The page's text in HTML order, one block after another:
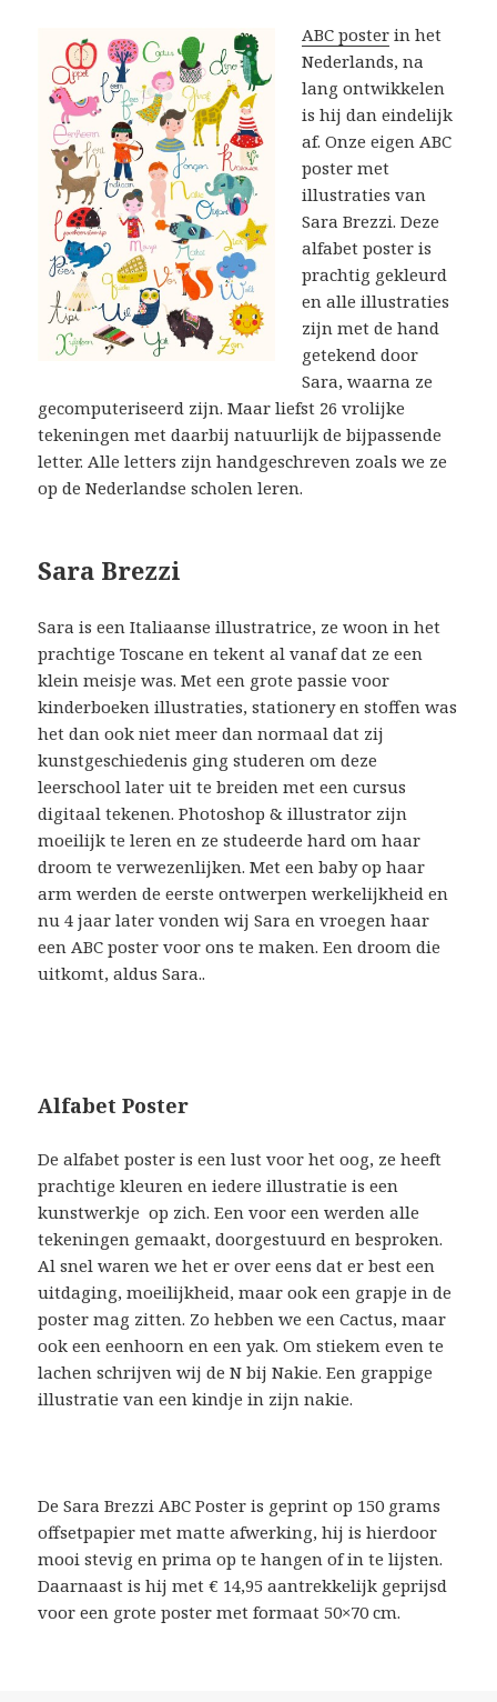
ABC poster in het
Nederlands, na
lang ontwikkelen
is hij dan eindelijk
af. Onze eigen ABC
poster met
illustraties van
Sara Brezzi. Deze
alfabet poster is
prachtig gekleurd
en alle illustraties
zijn met de hand
getekend door
Sara, waarna ze
gecomputeriseerd zijn. Maar liefst 26 vrolijke
tekeningen met daarbij natuurlijk de bijpassende
letter. Alle letters zijn handgeschreven zoals we ze
op de Nederlandse scholen leren.
Sara Brezzi
Sara is een Italiaanse illustratrice, ze woon in het
prachtige Toscane en tekent al vanaf dat ze een
klein meisje was. Met een grote passie voor
kinderboeken illustraties, stationery en stoffen was
het dan ook niet meer dan normaal dat zij
kunstgeschiedenis ging studeren om deze
leerschool later uit te breiden met een cursus
digitaal tekenen. Photoshop & illustrator zijn
moeilijk te leren en ze studeerde hard om haar
droom te verwezenlijken. Met een baby op haar
arm werden de eerste ontwerpen werkelijkheid en
nu 4 jaar later vonden wij Sara en vroegen haar
een ABC poster voor ons te maken. Een droom die
uitkomt, aldus Sara..
Alfabet Poster
De alfabet poster is een lust voor het oog, ze heeft
prachtige kleuren en iedere illustratie is een
kunstwerkje op zich. Een voor een werden alle
tekeningen gemaakt, doorgestuurd en besproken.
Al snel waren we het er over eens dat er best een
uitdaging, moeilijkheid, maar ook een grapje in de
poster mag zitten. Zo hebben we een Cactus, maar
ook een eenhoorn en een yak. Om stiekem even te
lachen schrijven wij de N bij Nakie. Een grappige
illustratie van een kindje in zijn nakie.
De Sara Brezzi ABC Poster is geprint op 150 grams
offsetpapier met matte afwerking, hij is hierdoor
mooi stevig en prima op te hangen of in te lijsten.
Daarnaast is hij met € 14,95 aantrekkelijk geprijsd
voor een grote poster met formaat 50×70 cm.